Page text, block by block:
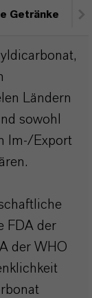
Getränke
Ländern
sowohl
Im-/Export
FDA der
der WHO